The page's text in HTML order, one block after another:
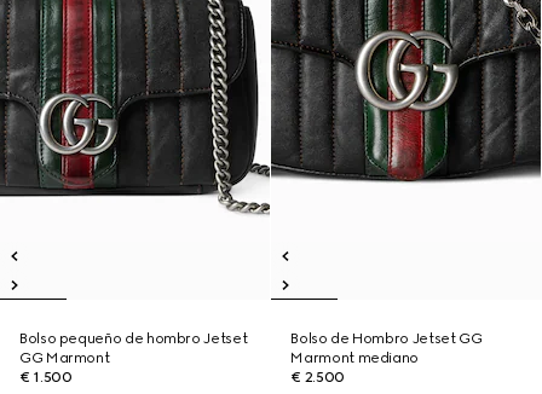
Bolso pequeño de hombro Jetset
GG Marmont
€ 1.500
Bolso de Hombro Jetset GG
Marmont mediano
€ 2.500